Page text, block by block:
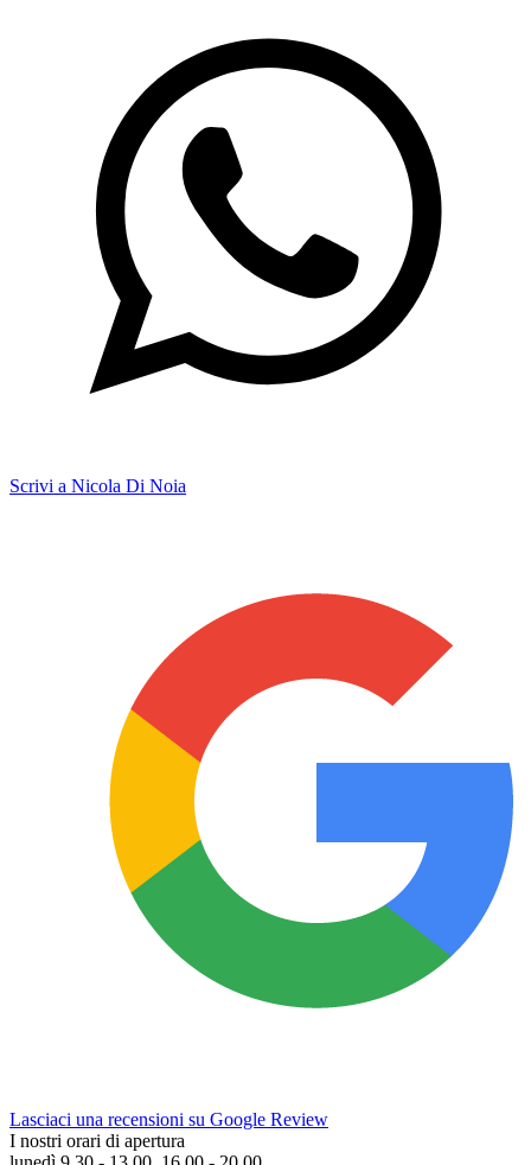
Scrivi a Nicola Di Noia
Lasciaci una recensioni su Google Review
I nostri orari di apertura